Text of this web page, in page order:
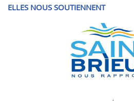
ELLES NOUS SOUTIENNENT